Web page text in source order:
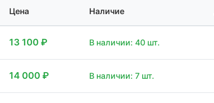
Цена Наличие
13 100 ₽ В наличии: 40 шт.
14 000 ₽ В наличии: 7 шт.